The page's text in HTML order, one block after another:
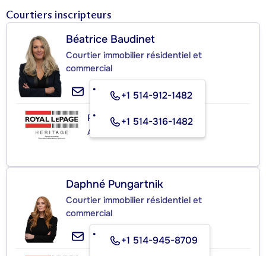
Courtiers inscripteurs
Béatrice Baudinet
Courtier immobilier résidentiel et
commercial
+1 514-912-1482
+1 514-316-1482
ROYAL LEPAGE HERITAGE
Agence immobilière
Daphné Pungartnik
Courtier immobilier résidentiel et
commercial
+1 514-945-8709